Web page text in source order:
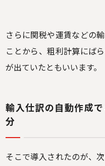
さらに関税や運賃などの
ことから、粗利計算にば
が出ていたともいいます。
輸入仕訳の自動作成
分
そこで導入されたのが、